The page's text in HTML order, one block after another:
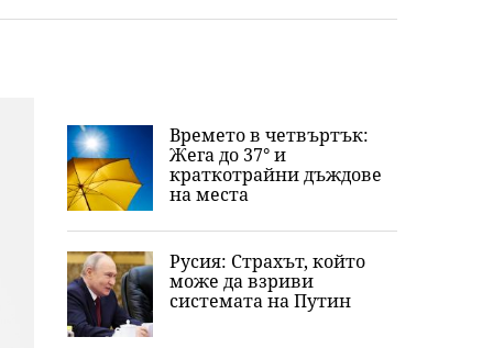
Времето в четвъртък:
Жега до 37° и
краткотрайни дъждове
на места
Русия: Страхът, който
може да взриви
системата на Путин